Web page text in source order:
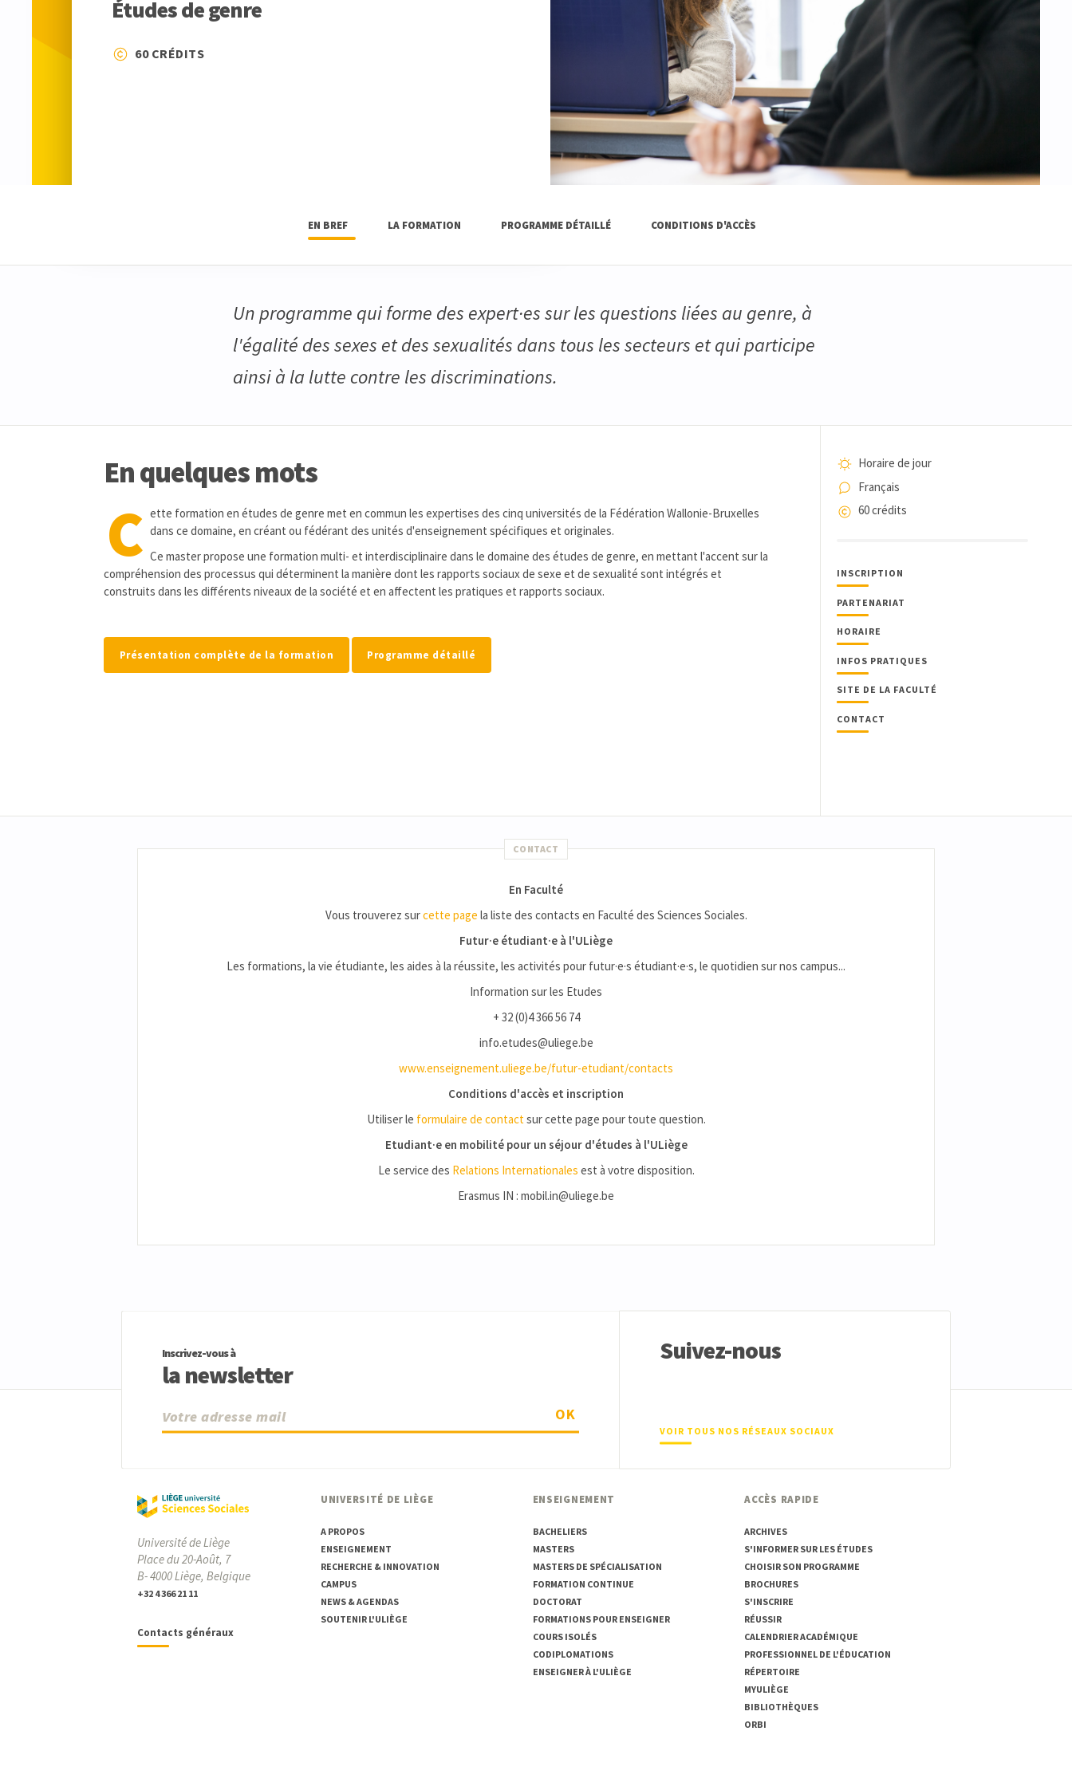
Études de genre
60 CRÉDITS
EN BREF LA FORMATION PROGRAMME DÉTAILLÉ CONDITIONS D'ACCÈS
Un programme qui forme des expert·es sur les questions liées au genre, à
l'égalité des sexes et des sexualités dans tous les secteurs et qui participe
ainsi à la lutte contre les discriminations.
En quelques mots
C ette formation en études de genre met en commun les expertises des cinq universités de la Fédération Wallonie-Bruxelles
dans ce domaine, en créant ou fédérant des unités d'enseignement spécifiques et originales.
Ce master propose une formation multi- et interdisciplinaire dans le domaine des études de genre, en mettant l'accent sur la
compréhension des processus qui déterminent la manière dont les rapports sociaux de sexe et de sexualité sont intégrés et
construits dans les différents niveaux de la société et en affectent les pratiques et rapports sociaux.
Présentation complète de la formation Programme détaillé
Horaire de jour
Français
60 crédits
INSCRIPTION
PARTENARIAT
HORAIRE
INFOS PRATIQUES
SITE DE LA FACULTÉ
CONTACT
CONTACT
En Faculté
Vous trouverez surcette page la liste des contacts en Faculté des Sciences Sociales.
Futur·e étudiant·e à l'ULiège
Les formations, la vie étudiante, les aides à la réussite, les activités pour futur·e·s étudiant·e·s, le quotidien sur nos campus...
Information sur les Etudes
+ 32 (0)4 366 56 74
info.etudes@uliege.be
www.enseignement.uliege.be/futur-etudiant/contacts
Conditions d'accès et inscription
Utiliser le formulaire de contact sur cette page pour toute question.
Etudiant·e en mobilité pour un séjour d'études à l'ULiège
Le service des Relations Internationales est à votre disposition.
Erasmus IN : mobil.in@uliege.be
Inscrivez-vous à
la newsletter
OK
Suivez-nous
VOIR TOUS NOS RÉSEAUX SOCIAUX
Université de Liège
Place du 20-Août, 7
B- 4000 Liège, Belgique
+32 4 366 21 11
Contacts généraux
UNIVERSITÉ DE LIÈGE
A PROPOS
ENSEIGNEMENT
RECHERCHE & INNOVATION
CAMPUS
NEWS & AGENDAS
SOUTENIR L'ULIÈGE
ENSEIGNEMENT
BACHELIERS
MASTERS
MASTERS DE SPÉCIALISATION
FORMATION CONTINUE
DOCTORAT
FORMATIONS POUR ENSEIGNER
COURS ISOLÉS
CODIPLOMATIONS
ENSEIGNER À L'ULIÈGE
ACCÈS RAPIDE
ARCHIVES
S'INFORMER SUR LES ÉTUDES
CHOISIR SON PROGRAMME
BROCHURES
S'INSCRIRE
RÉUSSIR
CALENDRIER ACADÉMIQUE
PROFESSIONNEL DE L'ÉDUCATION
RÉPERTOIRE
MYULIÈGE
BIBLIOTHÈQUES
ORBI